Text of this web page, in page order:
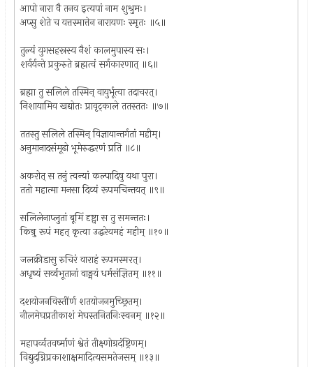
आपो नारा वै तनव इत्यपां नाम शुश्रुमः।
अप्सु शेते च यत्तस्मात्तेन नारायणः स्मृतः ॥५॥
तुल्यं युगसहस्रस्य नैशं कालमुपास्य सः।
शर्वर्यन्ते प्रकुरुते ब्रह्मत्वं सर्गकारणात् ॥६॥
ब्रह्मा तु सलिले तस्मिन् वायुर्भूत्वा तदाचरत्।
निशायामिव खद्योतः प्रावृट्‌काले ततस्ततः ॥७॥
ततस्तु सलिले तस्मिन् विज्ञायान्तर्गतां महीम्।
अनुमानादसंमूढो भूमेरुद्धरणं प्रति ॥८॥
अकरोत् स तनुं त्वन्यां कल्पादिषु यथा पुरा।
ततो महात्मा मनसा दिव्यं रूपमचिन्तयत् ॥९॥
सलिलेनाप्लुतां बूमिं दृष्ट्वा स तु समन्ततः।
किन्रु रूपं महत् कृत्वा उद्धरेयमहं महीम् ॥१०॥
जलक्रीडासु रुचिरं वाराहं रूपमस्मरत्।
अधृष्यं सर्व्वभूतानां वाङ्मयं धर्मसंज्ञितम् ॥११॥
दशयोजनविस्तींर्ण शतयोजनमुच्छ्रितम्।
नीलमेघप्रतीकाशं मेघस्तनितनिःस्वनम् ॥१२॥
महापर्व्वतवर्ष्माणं श्वेतं तीक्ष्णोग्रदंष्ट्रिणम्।
विद्युदग्निप्रकाशाक्षमादित्यसमतेजसम् ॥१३॥